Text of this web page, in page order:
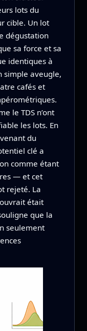
lots du
cible. Un lot
dégustation
sa force et sa
identiques à
simple aveugle,
cafés et
le TDS n’ont
les lots. En
du
clé a
comme étant
— et cet
rejeté. La
était
que la
seulement